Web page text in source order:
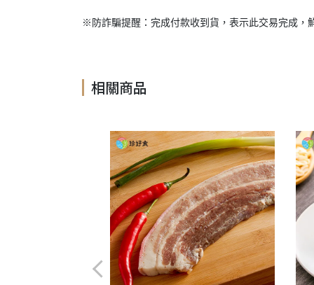
※防詐騙提醒：完成付款收到貨，表示此交易完成，
相關商品